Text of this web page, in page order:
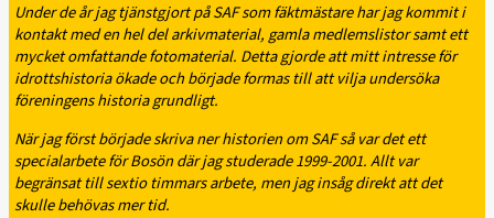
Under de år jag tjänstgjort på SAF som fäktmästare har jag kommit i
kontakt med en hel del arkivmaterial, gamla medlemslistor samt ett
mycket omfattande fotomaterial. Detta gjorde att mitt intresse för
idrottshistoria ökade och började formas till att vilja undersöka
föreningens historia grundligt.
När jag först började skriva ner historien om SAF så var det ett
specialarbete för Bosön där jag studerade 1999-2001. Allt var
begränsat till sextio timmars arbete, men jag insåg direkt att det
skulle behövas mer tid.